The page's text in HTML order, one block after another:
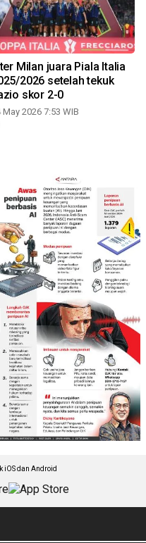
Milan juara Piala Italia
2026 setelah tekuk
skor 2-0
May 2026 7:53 WIB
iOS dan Android